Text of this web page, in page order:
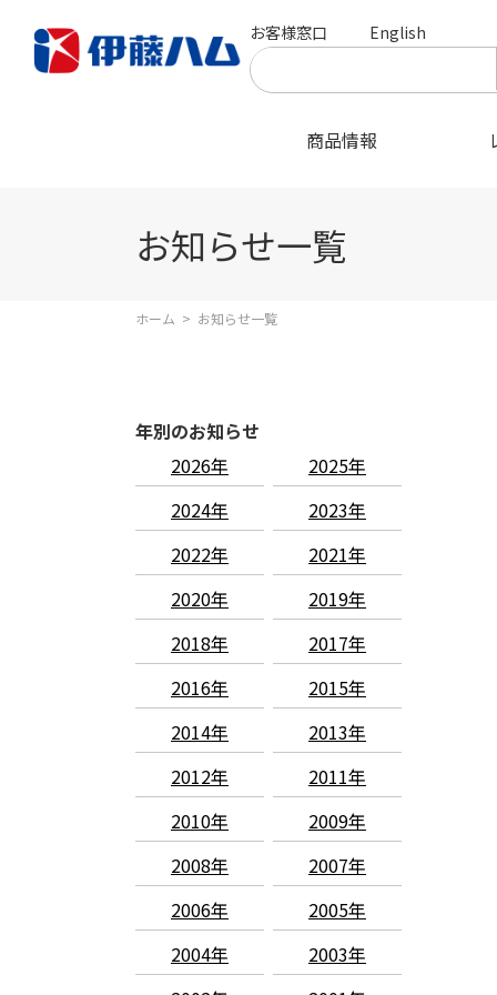
お客様窓口
English
商品情報
お知らせ一覧
ホーム > お知らせ一覧
年別のお知らせ
2026年
2025年
2024年
2023年
2022年
2021年
2020年
2019年
2018年
2017年
2016年
2015年
2014年
2013年
2012年
2011年
2010年
2009年
2008年
2007年
2006年
2005年
2004年
2003年